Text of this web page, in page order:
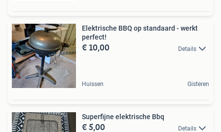
Elektrische BBQ op standaard - werkt
perfect!
€ 10,00 Details
Huissen Gisteren
Superfijne elektrische Bbq
€ 5,00 Details